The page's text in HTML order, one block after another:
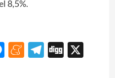
8,5%.
Messenger
Meneame
Telegram
Digg
X